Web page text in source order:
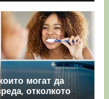
могат да
отколкото